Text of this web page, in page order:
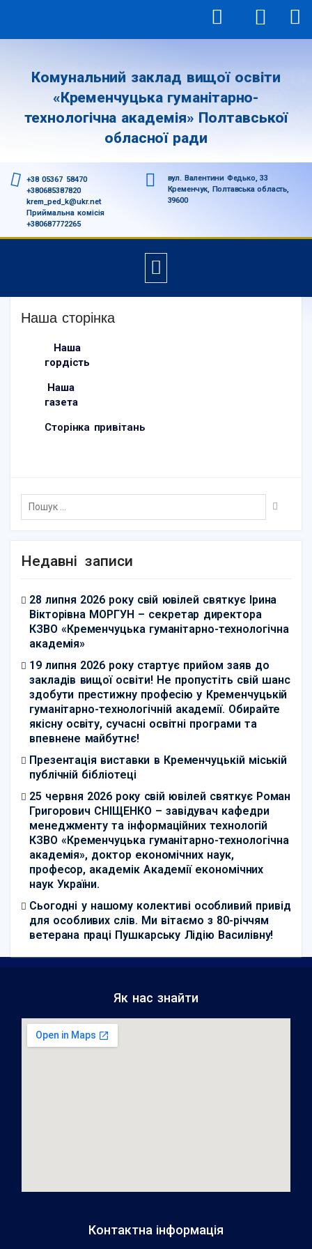
Комунальний заклад вищої освіти
«Кременчуцька гуманітарно-
технологічна академія» Полтавської
обласної ради
+38 05367 58470
+380685387820
krem_ped_k@ukr.net
Приймальна комісія
+380687772265
вул. Валентини Федько, 33
Кременчук, Полтавська область,
39600
Наша сторінка
Наша
гордість
Наша
газета
Сторінка привітань
Недавні записи
28 липня 2026 року свій ювілей святкує Ірина
Вікторівна МОРГУН – секретар директора
КЗВО «Кременчуцька гуманітарно-технологічна
академія»
19 липня 2026 року стартує прийом заяв до
закладів вищої освіти! Не пропустіть свій шанс
здобути престижну професію у Кременчуцькій
гуманітарно-технологічній академії. Обирайте
якісну освіту, сучасні освітні програми та
впевнене майбутнє!
Презентація виставки в Кременчуцькій міській
публічній бібліотеці
25 червня 2026 року свій ювілей святкує Роман
Григорович СНІЩЕНКО – завідувач кафедри
менеджменту та інформаційних технологій
КЗВО «Кременчуцька гуманітарно-технологічна
академія», доктор економічних наук,
професор, академік Академії економічних
наук України.
Сьогодні у нашому колективі особливий привід
для особливих слів. Ми вітаємо з 80-річчям
ветерана праці Пушкарську Лідію Василівну!
Як нас знайти
Контактна інформація